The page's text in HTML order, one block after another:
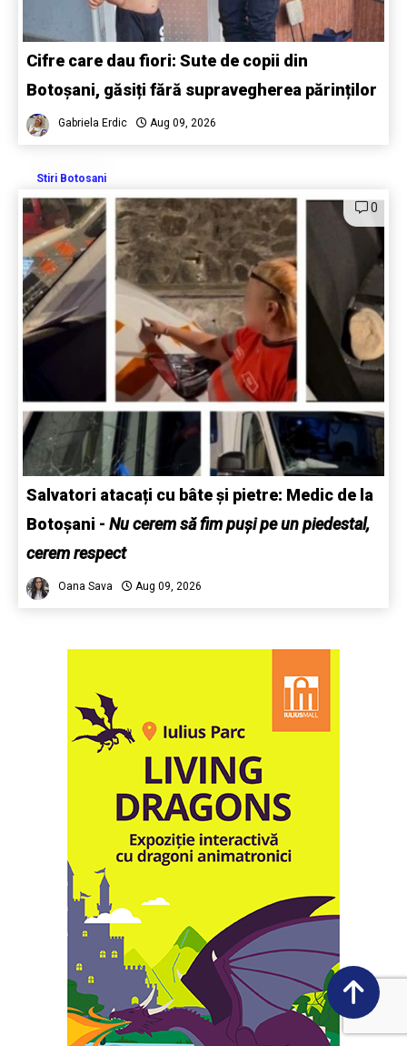
Cifre care dau fiori: Sute de copii din
Botoșani, găsiți fără supravegherea părinților
Gabriela Erdic Aug 09, 2026
Stiri Botosani
0
Salvatori atacați cu bâte și pietre: Medic de la
Botoșani - Nu cerem să fim puși pe un piedestal,
cerem respect
Oana Sava Aug 09, 2026